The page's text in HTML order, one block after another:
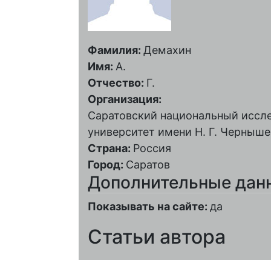
Фамилия: Демахин
Имя: А.
Отчество: Г.
Организация:
Саратовский национальный
университет имени Н. Г.
Страна: Россия
Город: Саратов
Дополнительные
Показывать на сайте: да
Статьи автора